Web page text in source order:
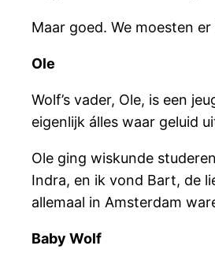
Maar goed. We moesten
Ole
Wolf’s vader, Ole, is een
eigenlijk álles waar geluid
Ole ging wiskunde
Indra, en ik vond Bart, de
allemaal in Amsterdam
Baby Wolf